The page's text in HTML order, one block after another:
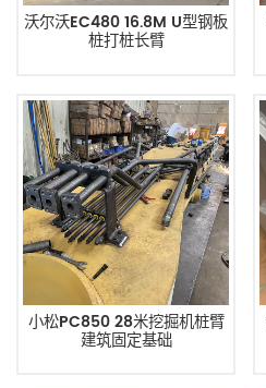
沃尔沃EC480 16.8M U型钢板
桩打桩长臂
小松PC850 28米挖掘机桩臂
建筑固定基础